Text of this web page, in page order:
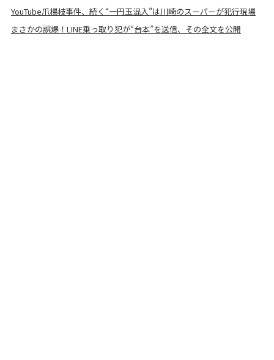
YouTube爪楊枝事件、続く“一円玉混入”は川崎のスーパーが犯行現場
まさかの誤爆！LINE乗っ取り犯が“台本”を送信、その全文を公開